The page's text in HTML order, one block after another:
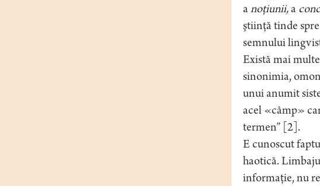
a noţiunii,a
ştiinţă tinde
semnului
Există mai
sinonimia,
unui anumit
acel «câmp»
termen” [2].
E cunoscut
haotică.
informaţie, nu